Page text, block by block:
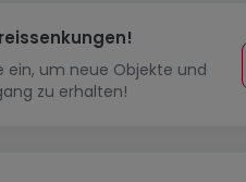
ein, um neue Objekte und
zu erhalten!